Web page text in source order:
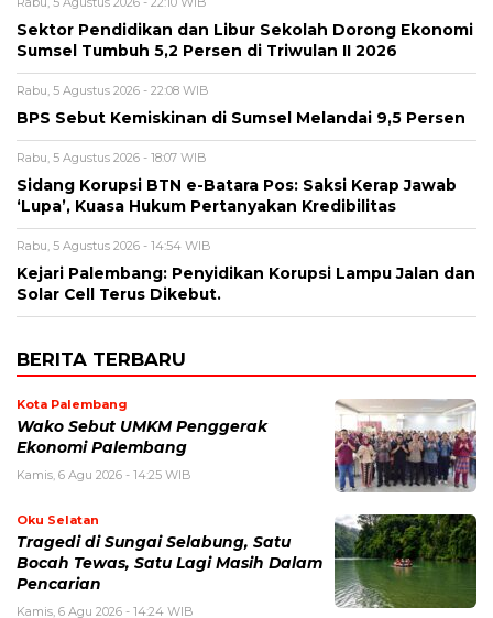
Sektor Pendidikan dan Libur Sekolah Dorong Ekonomi
Sumsel Tumbuh 5,2 Persen di Triwulan II 2026
Rabu, 5 Agustus 2026 - 22:08 WIB
BPS Sebut Kemiskinan di Sumsel Melandai 9,5 Persen
Rabu, 5 Agustus 2026 - 18:07 WIB
Sidang Korupsi BTN e-Batara Pos: Saksi Kerap Jawab
‘Lupa’, Kuasa Hukum Pertanyakan Kredibilitas
Rabu, 5 Agustus 2026 - 14:54 WIB
Kejari Palembang: Penyidikan Korupsi Lampu Jalan dan
Solar Cell Terus Dikebut.
BERITA TERBARU
Kota Palembang
Wako Sebut UMKM Penggerak
Ekonomi Palembang
Kamis, 6 Agu 2026 - 14:25 WIB
Oku Selatan
Tragedi di Sungai Selabung, Satu
Bocah Tewas, Satu Lagi Masih Dalam
Pencarian
Kamis, 6 Agu 2026 - 14:24 WIB